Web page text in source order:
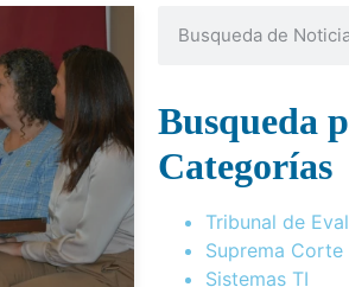
Busqueda
Categorías
Tribunal de
Suprema
Sistemas TI